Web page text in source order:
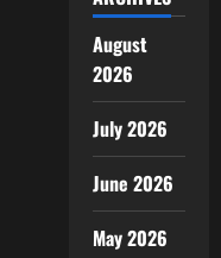
August
2026
July 2026
June 2026
May 2026